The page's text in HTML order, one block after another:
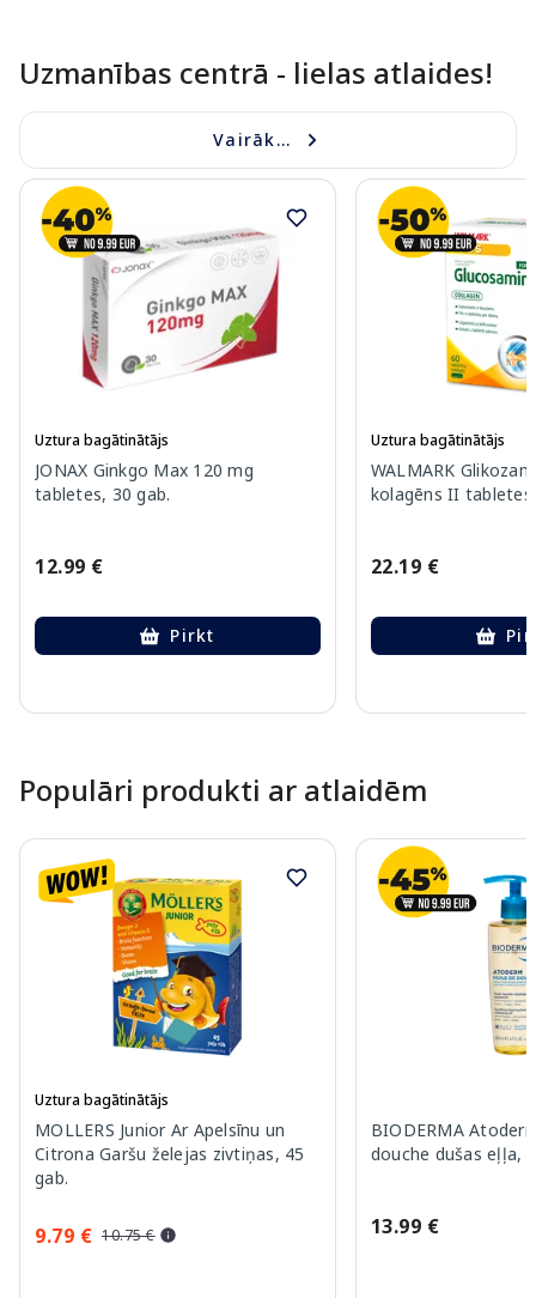
Uzmanības centrā - lielas atlaides!
Vairāk...
Uztura bagātinātājs
JONAX Ginkgo Max 120 mg
tabletes, 30 gab.
12.99 €
Pirkt
Uztura bagātinātājs
WALMARK
kolagēns II
22.19 €
Populāri produkti ar atlaidēm
Uztura bagātinātājs
MOLLERS Junior Ar Apelsīnu un
Citrona Garšu želejas zivtiņas, 45
gab.
9.79 € 10.75 €
BIODERMA
douche dušas eļļa,
13.99 €